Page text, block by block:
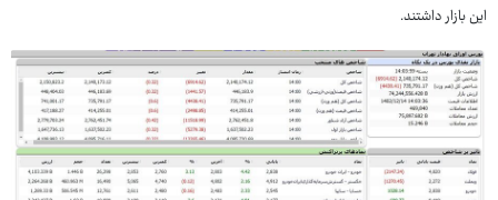
این بازار داشتند.